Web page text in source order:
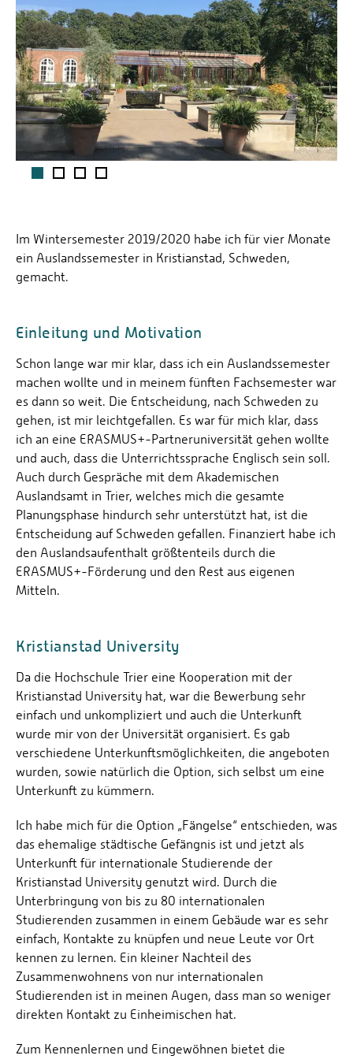
1 2 3 4
Im Wintersemester 2019/2020 habe ich für vier Monate
ein Auslandssemester in Kristianstad, Schweden,
gemacht.
Einleitung und Motivation
Schon lange war mir klar, dass ich ein Auslandssemester
machen wollte und in meinem fünften Fachsemester war
es dann so weit. Die Entscheidung, nach Schweden zu
gehen, ist mir leichtgefallen. Es war für mich klar, dass
ich an eine ERASMUS+-Partneruniversität gehen wollte
und auch, dass die Unterrichtssprache Englisch sein soll.
Auch durch Gespräche mit dem Akademischen
Auslandsamt in Trier, welches mich die gesamte
Planungsphase hindurch sehr unterstützt hat, ist die
Entscheidung auf Schweden gefallen. Finanziert habe ich
den Auslandsaufenthalt größtenteils durch die
ERASMUS+-Förderung und den Rest aus eigenen
Mitteln.
Kristianstad University
Da die Hochschule Trier eine Kooperation mit der
Kristianstad University hat, war die Bewerbung sehr
einfach und unkompliziert und auch die Unterkunft
wurde mir von der Universität organisiert. Es gab
verschiedene Unterkunftsmöglichkeiten, die angeboten
wurden, sowie natürlich die Option, sich selbst um eine
Unterkunft zu kümmern.
Ich habe mich für die Option „Fängelse“ entschieden, was
das ehemalige städtische Gefängnis ist und jetzt als
Unterkunft für internationale Studierende der
Kristianstad University genutzt wird. Durch die
Unterbringung von bis zu 80 internationalen
Studierenden zusammen in einem Gebäude war es sehr
einfach, Kontakte zu knüpfen und neue Leute vor Ort
kennen zu lernen. Ein kleiner Nachteil des
Zusammenwohnens von nur internationalen
Studierenden ist in meinen Augen, dass man so weniger
direkten Kontakt zu Einheimischen hat.
Zum Kennenlernen und Eingewöhnen bietet die